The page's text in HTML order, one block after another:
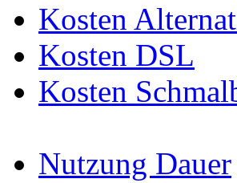
Kosten
Kosten DSL
Kosten
Nutzung Dauer